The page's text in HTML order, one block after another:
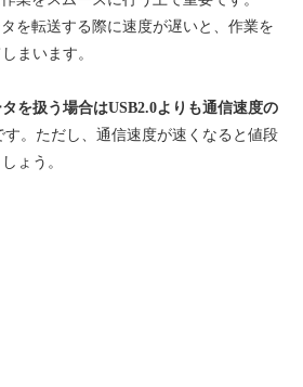
を転送する際に速度が遅いと、作業を
まいます。
を扱う場合はUSB2.0よりも通信速度の
す。ただし、通信速度が速くなると値段
ょう。